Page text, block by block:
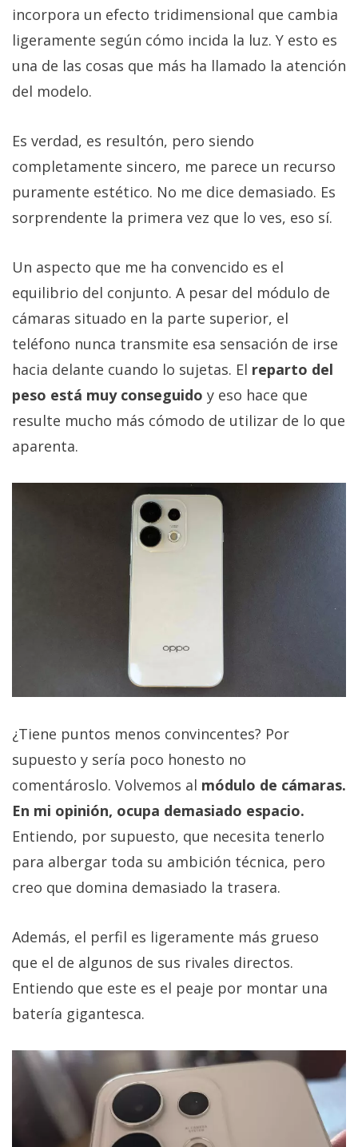
incorpora un efecto tridimensional que cambia
ligeramente según cómo incida la luz. Y esto es
una de las cosas que más ha llamado la atención
del modelo.
Es verdad, es resultón, pero siendo
completamente sincero, me parece un recurso
puramente estético. No me dice demasiado. Es
sorprendente la primera vez que lo ves, eso sí.
Un aspecto que me ha convencido es el
equilibrio del conjunto. A pesar del módulo de
cámaras situado en la parte superior, el
teléfono nunca transmite esa sensación de irse
hacia delante cuando lo sujetas. El reparto del
peso está muy conseguido y eso hace que
resulte mucho más cómodo de utilizar de lo que
aparenta.
¿Tiene puntos menos convincentes? Por
supuesto y sería poco honesto no
comentároslo. Volvemos al módulo de cámaras.
En mi opinión, ocupa demasiado espacio.
Entiendo, por supuesto, que necesita tenerlo
para albergar toda su ambición técnica, pero
creo que domina demasiado la trasera.
Además, el perfil es ligeramente más grueso
que el de algunos de sus rivales directos.
Entiendo que este es el peaje por montar una
batería gigantesca.